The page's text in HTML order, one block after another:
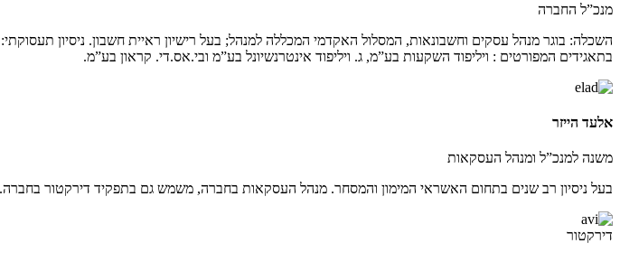
מנכ”ל החברה
השכלה: בוגר מנהל עסקים וחשבונאות, המסלול האקדמי המכללה למנהל; בעל רישיון ראיית חשבון. ניסיון
בתאגידים המפורטים : ויליפוד השקעות בע”מ, ג. ויליפוד אינטרנשיונל בע”מ ובי.אס.די. קראון בע”מ.
אלעד הייזר
משנה למנכ”ל ומנהל העסקאות
בעל ניסיון רב שנים בתחום האשראי המימון והמסחר. מנהל העסקאות בחברה, משמש גם בתפקיד דירקטור בחברה.
דירקטור